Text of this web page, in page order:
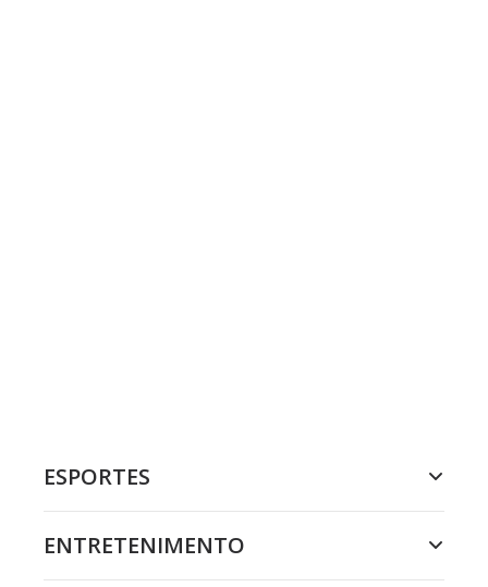
ESPORTES
ENTRETENIMENTO